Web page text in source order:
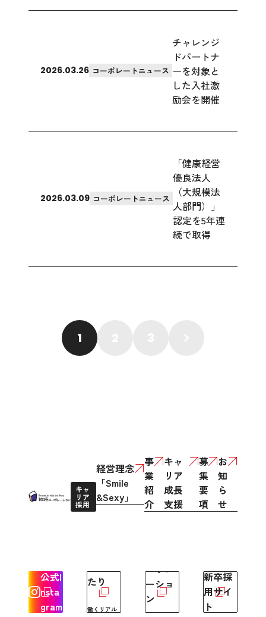
2026.03.26 コーポレートニュース
チャレンジ
ドパートナ
ーを対象と
した入社激
励会を開催
2026.03.09 コーポレートニュース
「健康経営
優良法人
（大規模法
人部門）」
認定を5年連
続で取得
1
キャ
リア
採用
経営理念
「Smile
&Sexy」
事
業
紹
介
キャ
リア
成長
支援
募
集
要
項
お
知
ら
せ
公式I
nsta
gram
たり
働くリアル
ーポレ
ーショ
ン
新卒採
用サイ
ト